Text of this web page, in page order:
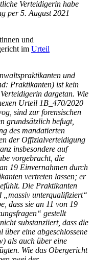
Verteidigerin habe
per 5. August 2021
und
im Urteil
und
Praktikanten) ist kein
dargetan. Wie
Urteil 1B_470/2020
sind zur forensischen
grundsätzlich befugt,
des mandatierten
der Offizialverteidigung
insbesondere auf
vorgebracht, die
19 Einvernahmen durch
vertreten lassen; er
Die Praktikanten
„massiv unterqualifiziert“
dass sie an 11 von 19
gestellt
substanziiert, dass die
eine abgeschlossene
als auch über eine
Wie das Obergericht